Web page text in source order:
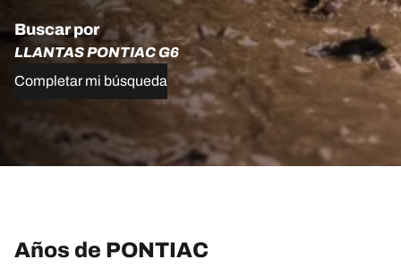
Buscar por
LLANTAS PONTIAC G6
Completar mi búsqueda
Años de PONTIAC